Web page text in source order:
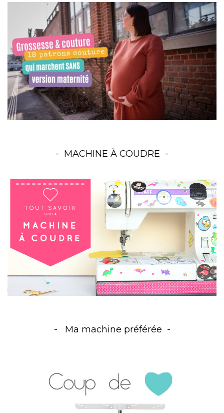
MACHINE À COUDRE
Ma machine préférée